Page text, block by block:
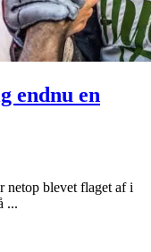
endnu en
netop blevet flaget af i
...